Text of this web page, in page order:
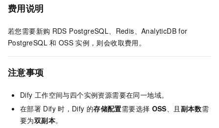
费用说明
若您需要新购 RDS PostgreSQL、 Redis、AnalyticDB for
PostgreSQL 和 OSS 实例，则会收取费用。
注意事项
Dify 工作空间与四个实例资源需要在同一地域。
在部署 Dify 时，Dify 的存储配置需要选择 OSS、且 副本数需
要为双副本。